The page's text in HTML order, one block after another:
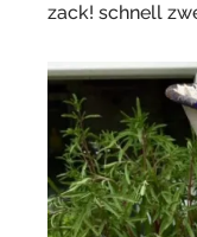
zack! schnell